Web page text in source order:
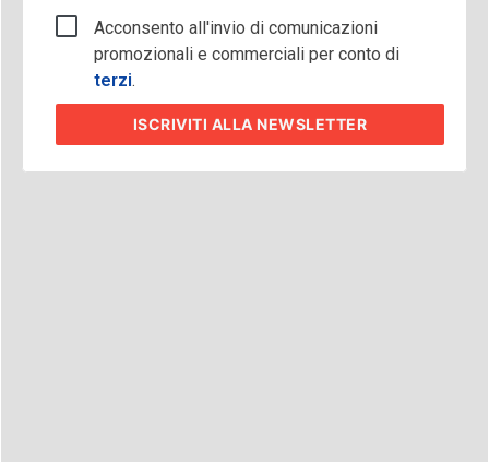
Acconsento all'invio di comunicazioni
promozionali e commerciali per conto di
terzi.
ISCRIVITI ALLA NEWSLETTER